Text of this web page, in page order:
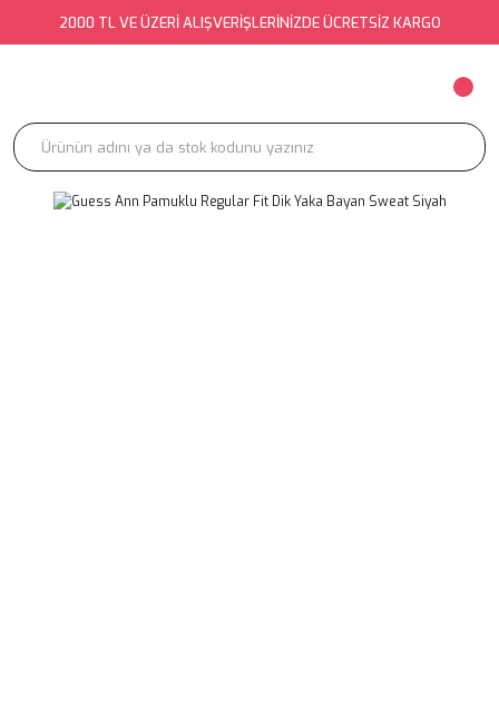
2000 TL VE ÜZERİ ALIŞVERİŞLERİNİZDE ÜCRETSİZ KARGO